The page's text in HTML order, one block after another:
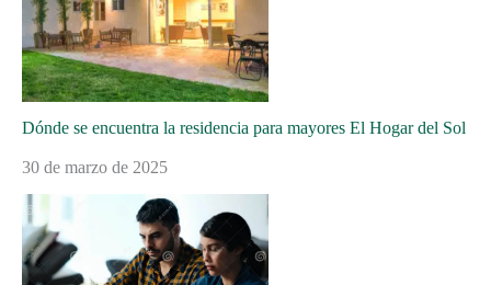
Dónde se encuentra la residencia para mayores El Hogar del Sol
30 de marzo de 2025